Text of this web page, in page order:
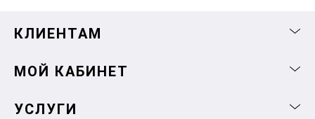
КЛИЕНТАМ
МОЙ КАБИНЕТ
УСЛУГИ